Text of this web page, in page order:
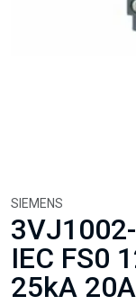
SIEMENS
IEC FS0
25kA 20A